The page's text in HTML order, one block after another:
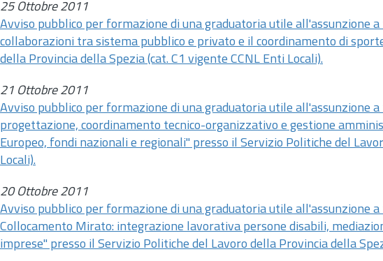
25 Ottobre 2011
Avviso pubblico per formazione di una graduatoria utile all'assunzione
collaborazioni tra sistema pubblico e privato e il coordinamento di
della Provincia della Spezia (cat. C1 vigente CCNL Enti Locali).
21 Ottobre 2011
Avviso pubblico per formazione di una graduatoria utile all'assunzione
progettazione, coordinamento tecnico-organizzativo e gestione
Europeo, fondi nazionali e regionali" presso il Servizio Politiche del
Locali).
20 Ottobre 2011
Avviso pubblico per formazione di una graduatoria utile all'assunzione
Collocamento Mirato: integrazione lavorativa persone disabili,
imprese" presso il Servizio Politiche del Lavoro della Provincia della